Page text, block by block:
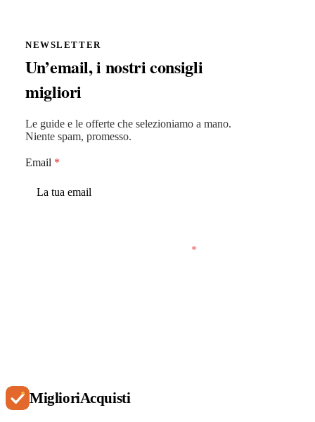
NEWSLETTER
Un’email, i nostri consigli
migliori
Le guide e le offerte che selezioniamo a mano.
Niente spam, promesso.
Email *
*
MiglioriAcquisti